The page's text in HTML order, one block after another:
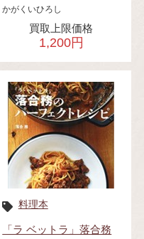
かがくいひろし
買取上限価格
1,200円
料理本
「ラ ベットラ」落合務